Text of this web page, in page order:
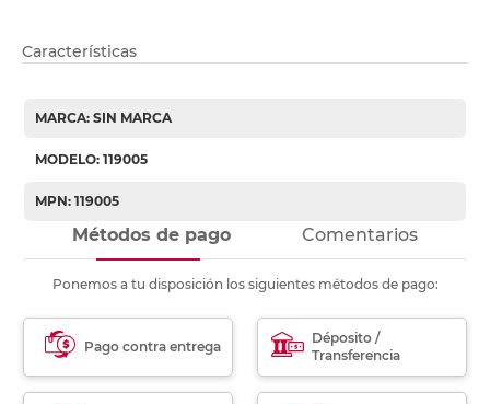
Características
MARCA: SIN MARCA
MODELO: 119005
MPN: 119005
Métodos de pago Comentarios
Ponemos a tu disposición los siguientes métodos de pago:
Pago contra entrega
Déposito /
Transferencia